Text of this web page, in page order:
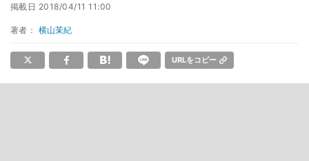
掲載日 2018/04/11 11:00
著者： 横山茉紀
URLをコピー